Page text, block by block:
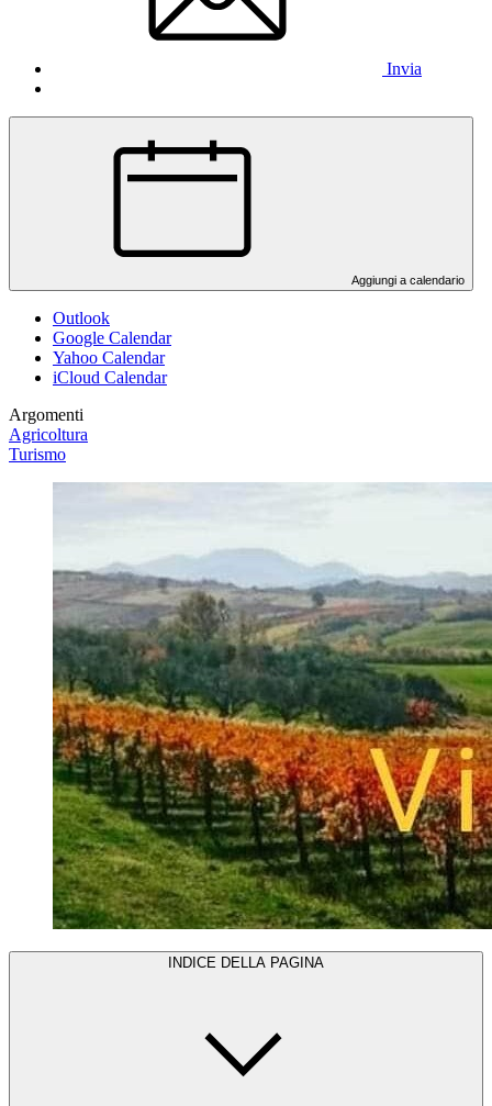
Invia
Aggiungi a calendario
Outlook
Google Calendar
Yahoo Calendar
iCloud Calendar
Argomenti
Agricoltura
Turismo
INDICE DELLA PAGINA